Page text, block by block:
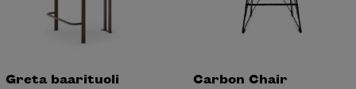
Greta baarituoli
Carbon Chair